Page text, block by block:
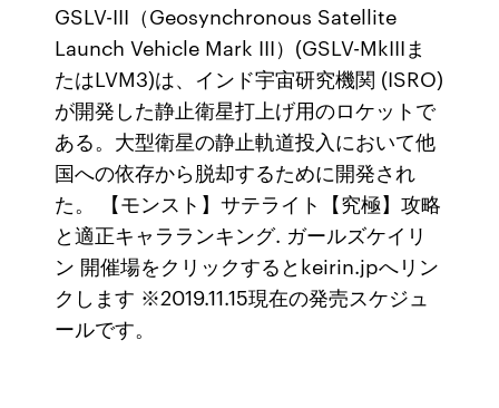
GSLV-III（Geosynchronous Satellite
Launch Vehicle Mark III）(GSLV-MkIIIま
たはLVM3)は、インド宇宙研究機関 (ISRO)
が開発した静止衛星打上げ用のロケットで
ある。大型衛星の静止軌道投入において他
国への依存から脱却するために開発され
た。 【モンスト】サテライト【究極】攻略
と適正キャラランキング. ガールズケイリ
ン 開催場をクリックするとkeirin.jpへリン
クします ※2019.11.15現在の発売スケジュ
ールです。